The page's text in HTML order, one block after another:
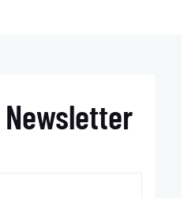
Newsletter